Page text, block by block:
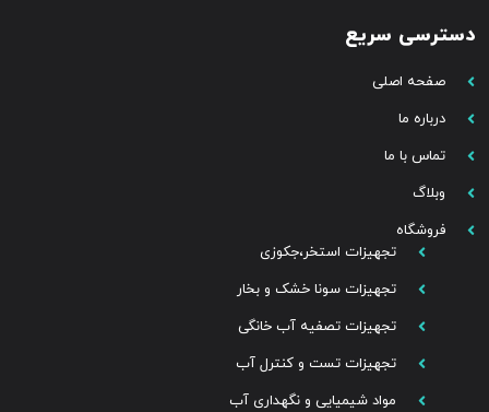
دسترسی سریع
صفحه اصلی
درباره ما
تماس با ما
وبلاگ
فروشگاه
تجهیزات استخر،جکوزی
تجهیزات سونا خشک و بخار
تجهیزات تصفیه آب خانگی
تجهیزات تست و کنترل آب
مواد شیمیایی و نگهداری آب